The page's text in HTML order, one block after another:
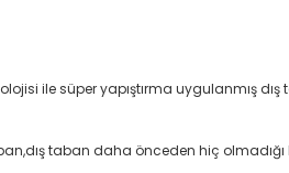
ile süper yapıştırma uygulanmış dış
taban daha önceden hiç